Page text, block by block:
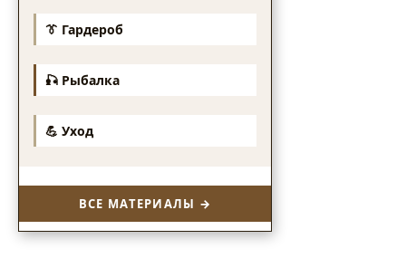
👔 Гардероб
🎣 Рыбалка
💪 Уход
ВСЕ МАТЕРИАЛЫ →